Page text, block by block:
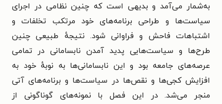
به‌شمار می‌آمد و بدیهی است که چنین نظامی در اجرای
سیاست‌ها و طراحی برنامه‌های خود مرتکب تخلفات و
اشتباهات فاحش و فراوانی شود. نتیجهٔ طبیعی چنین
طرح‌ها و سیاست‌هایی پدید آمدن نابسامانی در تمامی
عرصه‌های جامعه بود و این نابسامانی‌ها به نوبهٔ خود به
افزایش کجی‌ها و نقص‌ها در سیاست‌ها و برنامه‌های آتی
منجر می‌شد. در این فصل با نمونه‌های گوناگونی از